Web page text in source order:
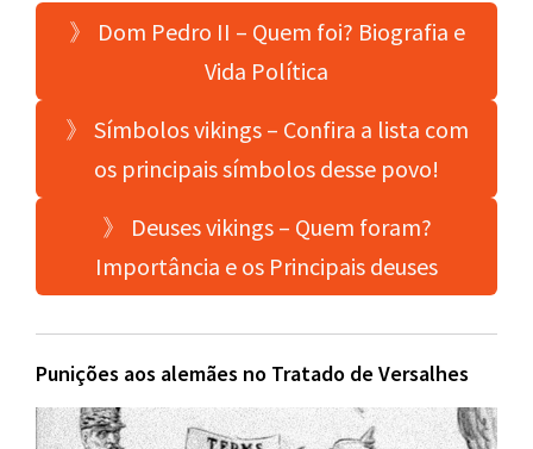
》 Dom Pedro II – Quem foi? Biografia e
Vida Política
》 Símbolos vikings – Confira a lista com
os principais símbolos desse povo!
》 Deuses vikings – Quem foram?
Importância e os Principais deuses
Punições aos alemães no Tratado de Versalhes